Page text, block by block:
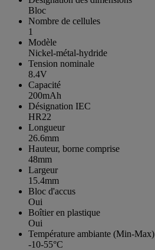
Bloc
Nombre de cellules
1
Modèle
Nickel-métal-hydride
Tension nominale
8.4V
Capacité
200mAh
Désignation IEC
HR22
Longueur
26.6mm
Hauteur, borne comprise
48mm
Largeur
15.4mm
Bloc d'accus
Oui
Boîtier en plastique
Oui
Température ambiante (Min-Max)
-10-55°C